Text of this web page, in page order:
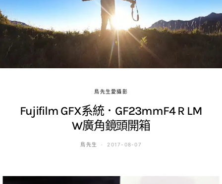
鳥先生愛攝影
Fujifilm GFX系統．GF23mmF4 R LM
W廣角鏡頭開箱
鳥先生 2017-08-07